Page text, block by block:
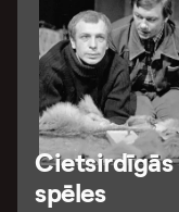
Cietsirdīgās
spēles